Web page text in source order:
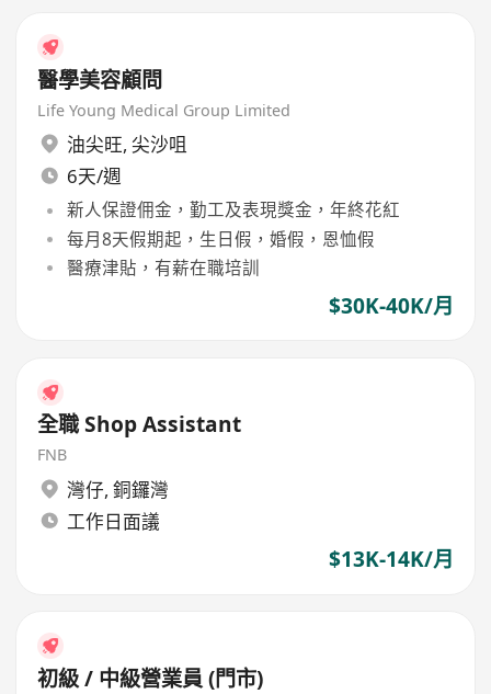
醫學美容顧問
Life Young Medical Group Limited
油尖旺, 尖沙咀
6天/週
新人保證佣金，勤工及表現獎金，年終花紅
每月8天假期起，生日假，婚假，恩恤假
醫療津貼，有薪在職培訓
$30K-40K/月
全職 Shop Assistant
FNB
灣仔, 銅鑼灣
工作日面議
$13K-14K/月
初級 / 中級營業員 (門市)